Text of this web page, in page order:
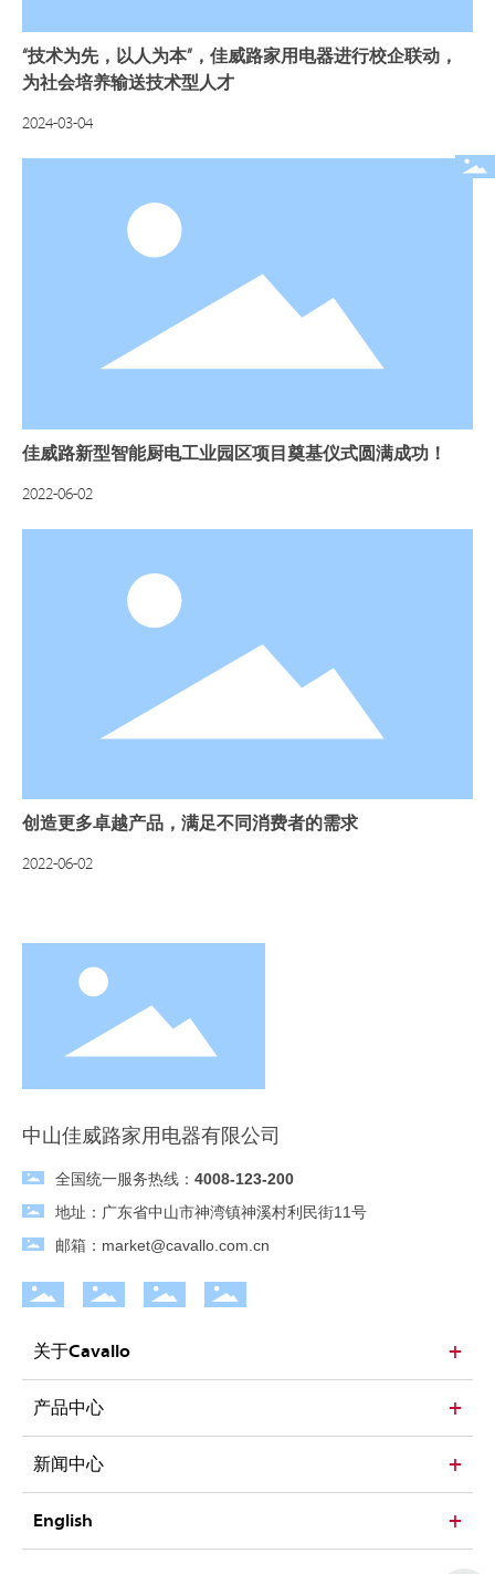
“技术为先，以人为本”，佳威路家用电器进行校企联动，
为社会培养输送技术型人才
2024-03-04
佳威路新型智能厨电工业园区项目奠基仪式圆满成功！
2022-06-02
创造更多卓越产品，满足不同消费者的需求
2022-06-02
中山佳威路家用电器有限公司
全国统一服务热线： 4008-123-200
地址：广东省中山市神湾镇神溪村利民街11号
邮箱： market@cavallo.com.cn
关于Cavallo
产品中心
新闻中心
English